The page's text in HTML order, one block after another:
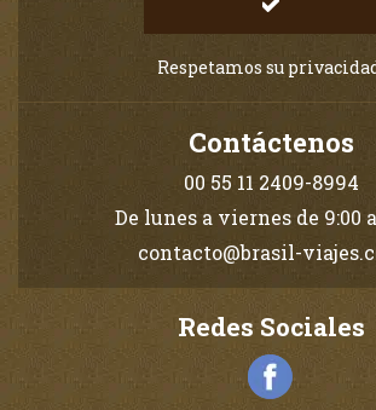
Respetamos su
Contáctenos
00 55 11 2409-8994
De lunes a viernes de 9:00 a
contacto@brasil-
Redes Sociales